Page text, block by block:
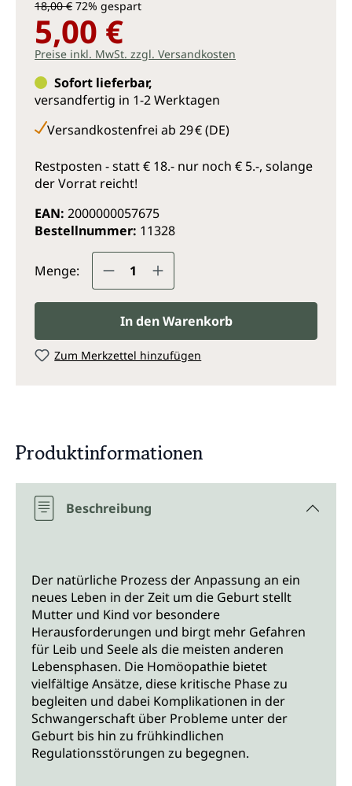
18,00 € 72% gespart
5,00 €
Preise inkl. MwSt. zzgl. Versandkosten
Sofort lieferbar,
versandfertig in 1-2 Werktagen
Versandkostenfrei ab 29 € (DE)
Restposten - statt € 18.- nur noch € 5.-, solange
der Vorrat reicht!
EAN: 2000000057675
Bestellnummer: 11328
Menge: Produkt Anzahl: Gib den
In den Warenkorb
Zum Merkzettel hinzufügen
Produktinformationen
Beschreibung
Der natürliche Prozess der Anpassung an ein
neues Leben in der Zeit um die Geburt stellt
Mutter und Kind vor besondere
Herausforderungen und birgt mehr Gefahren
für Leib und Seele als die meisten anderen
Lebensphasen. Die Homöopathie bietet
vielfältige Ansätze, diese kritische Phase zu
begleiten und dabei Komplikationen in der
Schwangerschaft über Probleme unter der
Geburt bis hin zu frühkindlichen
Regulationsstörungen zu begegnen.